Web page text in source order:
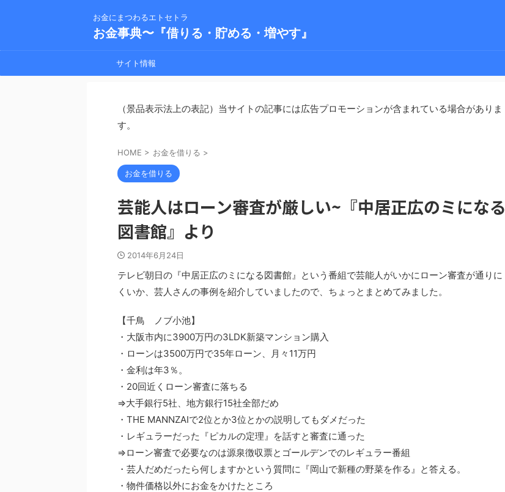
お金にまつわるエトセトラ
お金事典〜『借りる・貯める・増やす』
サイト情報
（景品表示法上の表記）当サイトの記事には広告プロモーションが含まれている場合がありま
す。
HOME > お金を借りる >
お金を借りる
芸能人はローン審査が厳しい~『中居正広のミになる
図書館』より
2014年6月24日
テレビ朝日の『中居正広のミになる図書館』という番組で芸能人がいかにローン審査が通りに
くいか、芸人さんの事例を紹介していましたので、ちょっとまとめてみました。
【千鳥 ノブ小池】
・大阪市内に3900万円の3LDK新築マンション購入
・ローンは3500万円で35年ローン、月々11万円
・金利は年3％。
・20回近くローン審査に落ちる
⇒大手銀行5社、地方銀行15社全部だめ
・THE MANNZAIで2位とか3位とかの説明してもダメだった
・レギュラーだった『ピカルの定理』を話すと審査に通った
⇒ローン審査で必要なのは源泉徴収票とゴールデンでのレギュラー番組
・芸人だめだったら何しますかという質問に『岡山で新種の野菜を作る』と答える。
・物件価格以外にお金をかけたところ